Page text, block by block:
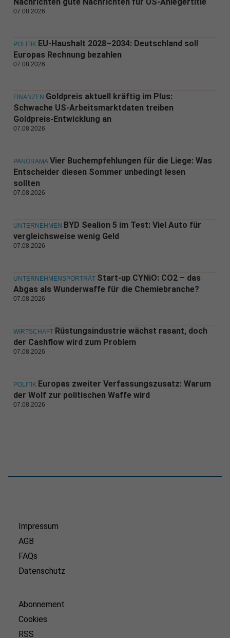
07.08.2026
POLITIK EU-Haushalt 2028–2034: Deutschland soll
Europas Rechnung bezahlen
07.08.2026
FINANZEN Goldpreis aktuell kräftig im Plus:
Schwache US-Arbeitsmarktdaten treiben
Goldpreis-Entwicklung an
07.08.2026
PANORAMA Vier Buchempfehlungen für die Liege: Was
Entscheider diesen Sommer unbedingt lesen
sollten
07.08.2026
UNTERNEHMEN BYD Sealion 5 im Test: Viel Auto für
vergleichsweise wenig Geld
07.08.2026
UNTERNEHMENSPORTRÄT Start-up CYNiO: CO2 – das
Abgas als Wunderwaffe für die Chemiebranche?
07.08.2026
WIRTSCHAFT Rüstungsindustrie wächst rasant, doch
der Cashflow wird zum Problem
07.08.2026
POLITIK Europas zweiter Verfassungszusatz: Warum
der Wolf zur politischen Waffe wird
07.08.2026
Impressum
AGB
FAQs
Datenschutz
Abonnement
Cookies
RSS